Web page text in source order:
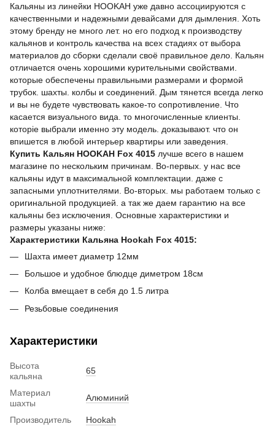
Кальяны из линейки HOOKAH уже давно ассоциируются с
качественными и надежными девайсами для дымления. Хоть
этому бренду не много лет. но его подход к производству
кальянов и контроль качества на всех стадиях от выбора
материалов до сборки сделали своё правильное дело. Кальян
отличается очень хорошими курительными свойствами.
которые обеспечены правильными размерами и формой
трубок. шахты. колбы и соединений. Дым тянется всегда легко
и вы не будете чувствовать какое-то сопротивление. Что
касается визуального вида. то многочисленные клиенты.
которіе выбрали именно эту модель. доказывают. что он
впишется в любой интерьер квартиры или заведения.
Купить Кальян HOOKAH Fox 4015 лучше всего в нашем
магазине по нескольким причинам. Во-первых. у нас все
кальяны идут в максимальной комплектации. даже с
запасными уплотнителями. Во-вторых. мы работаем только с
оригинальной продукцией. а так же даем гарантию на все
кальяны без исключения. Основные характеристики и
размеры указаны ниже:
Характеристики Кальяна Hookah Fox 4015:
Шахта имеет диаметр 12мм
Большое и удобное блюдце диметром 18см
Колба вмещает в себя до 1.5 литра
Резьбовые соединения
Характеристики
Высота
кальяна
65
Материал
шахты
Алюминий
Производитель
Hookah